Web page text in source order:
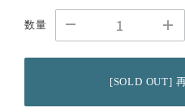
数量
[SOLD OUT]